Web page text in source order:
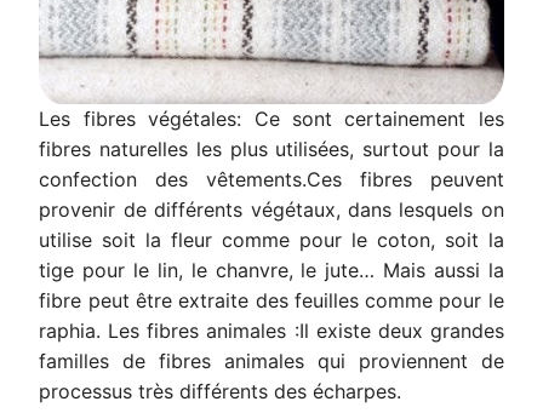
Les fibres végétales: Ce sont certainement les
fibres naturelles les plus utilisées, surtout pour la
confection des vêtements.Ces fibres peuvent
provenir de différents végétaux, dans lesquels on
utilise soit la fleur comme pour le coton, soit la
tige pour le lin, le chanvre, le jute… Mais aussi la
fibre peut être extraite des feuilles comme pour le
raphia. Les fibres animales :Il existe deux grandes
familles de fibres animales qui proviennent de
processus très différents des écharpes.